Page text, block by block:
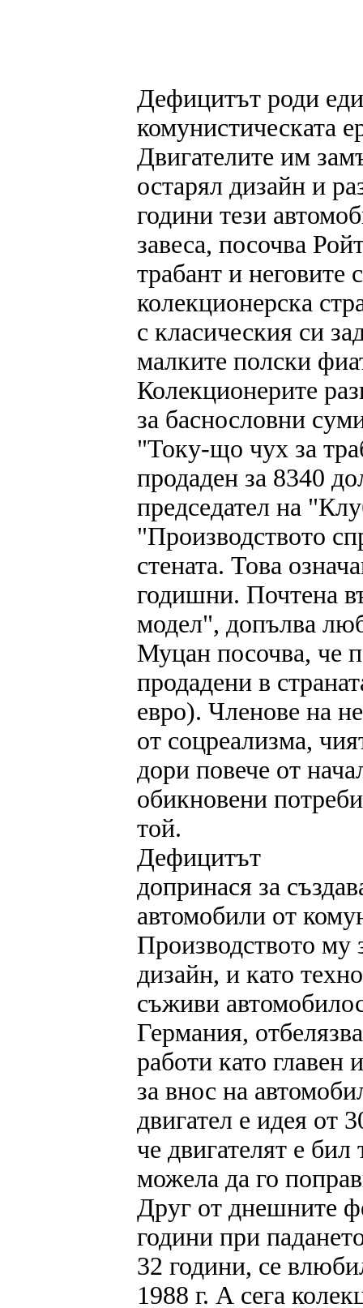
Дефицитът роди
комунистическата
Двигателите им
остарял дизайн и
години тези
завеса, посочва
трабант и неговите
колекционерска
с класическия си
малките полски
Колекционерите
за баснословни
"Току-що чух за
продаден за 8340
председател на
"Производството
стената. Това
годишни. Почтена
модел", допълва
Муцан посочва, че
продадени в
евро). Членове на
от соцреализма,
дори повече от
обикновени
той.
Дефицитът
допринася за
автомобили от
Производството му
дизайн, и като
съживи
Германия,
работи като
за внос на
двигател е идея от
че двигателят е
можела да го
Друг от днешните
години при
32 години, се
1988 г. А сега